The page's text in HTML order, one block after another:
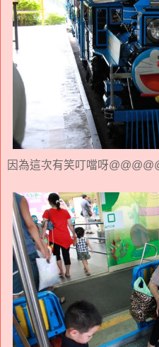
因為這次有笑叮噹呀